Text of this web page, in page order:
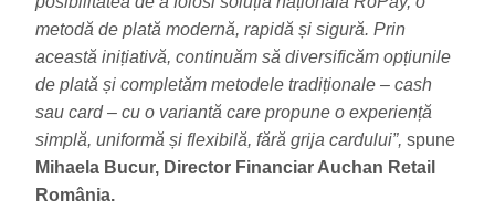
metodă de plată modernă, rapidă și sigură. Prin
această inițiativă, continuăm să diversificăm opțiunile
de plată și completăm metodele tradiționale – cash
sau card – cu o variantă care propune o experiență
simplă, uniformă și flexibilă, fără grija cardului”, spune
Mihaela Bucur, Director Financiar Auchan Retail
România.